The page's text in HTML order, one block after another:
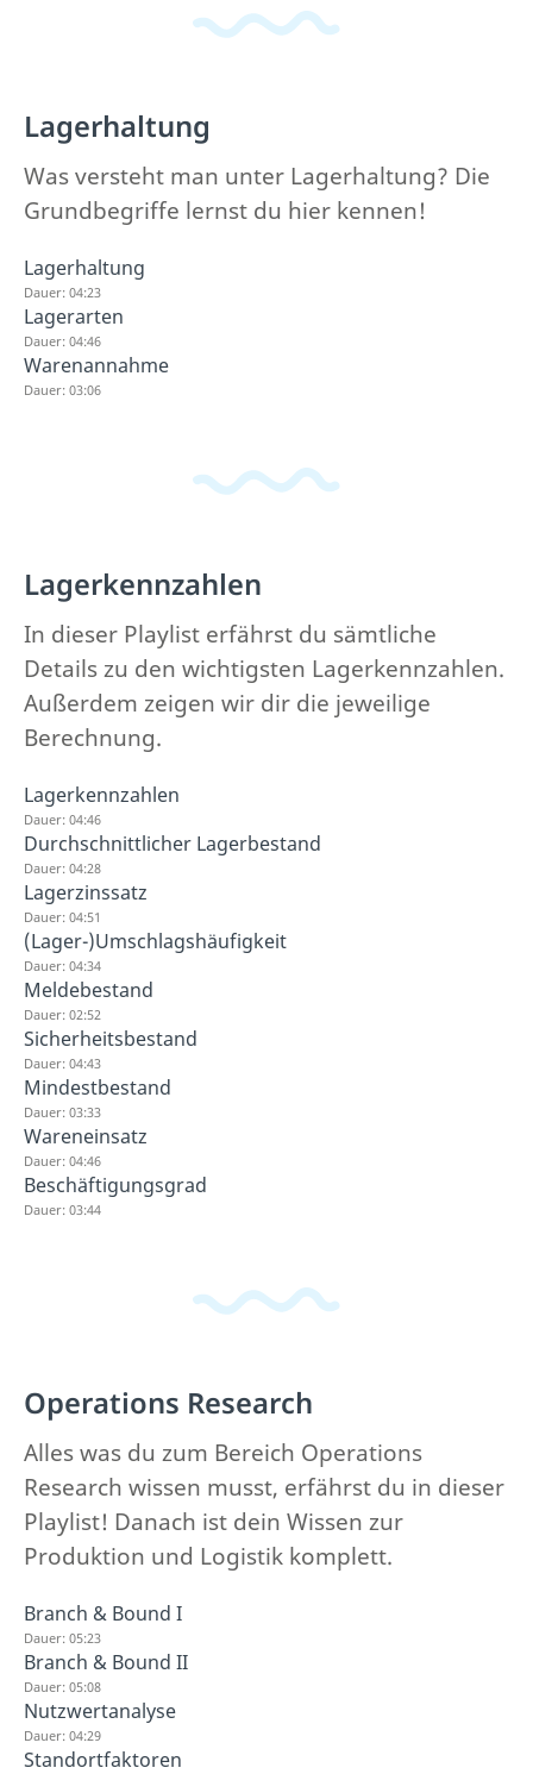
Lagerhaltung
Was versteht man unter Lagerhaltung? Die
Grundbegriffe lernst du hier kennen!
Lagerhaltung
Dauer: 04:23
Lagerarten
Dauer: 04:46
Warenannahme
Dauer: 03:06
Lagerkennzahlen
In dieser Playlist erfährst du sämtliche
Details zu den wichtigsten Lagerkennzahlen.
Außerdem zeigen wir dir die jeweilige
Berechnung.
Lagerkennzahlen
Dauer: 04:46
Durchschnittlicher Lagerbestand
Dauer: 04:28
Lagerzinssatz
Dauer: 04:51
(Lager-)Umschlagshäufigkeit
Dauer: 04:34
Meldebestand
Dauer: 02:52
Sicherheitsbestand
Dauer: 04:43
Mindestbestand
Dauer: 03:33
Wareneinsatz
Dauer: 04:46
Beschäftigungsgrad
Dauer: 03:44
Operations Research
Alles was du zum Bereich Operations
Research wissen musst, erfährst du in dieser
Playlist! Danach ist dein Wissen zur
Produktion und Logistik komplett.
Branch & Bound I
Dauer: 05:23
Branch & Bound II
Dauer: 05:08
Nutzwertanalyse
Dauer: 04:29
Standortfaktoren